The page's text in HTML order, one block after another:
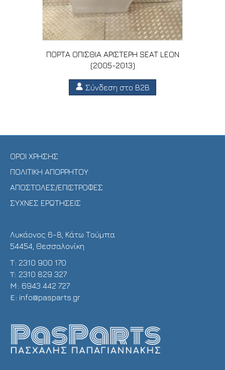
ΠΟΡΤΑ ΟΠΙΣΘΙΑ ΑΡΙΣΤΕΡΗ SEAT LEON
(2005-2013)
Σύνδεση στο B2B
ΟΡΟΙ ΧΡΗΣΗΣ
ΠΟΛΙΤΙΚΗ ΑΠΟΡΡΗΤΟΥ
ΑΠΟΣΤΟΛΕΣ/ΕΠΙΣΤΡΟΦΕΣ
ΣΥΧΝΕΣ ΕΡΩΤΗΣΕΙΣ
Λυκάονος 6-8, Κάτω Τούμπα
54454, Θεσσαλονίκη
Τ: 2310 900 170
T: 2310 829 327
Μ: 6943 442 727
E: info@pasparts.gr